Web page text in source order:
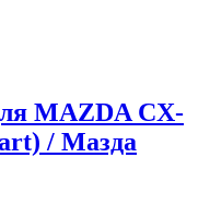
MAZDA CX-
/ Мазда